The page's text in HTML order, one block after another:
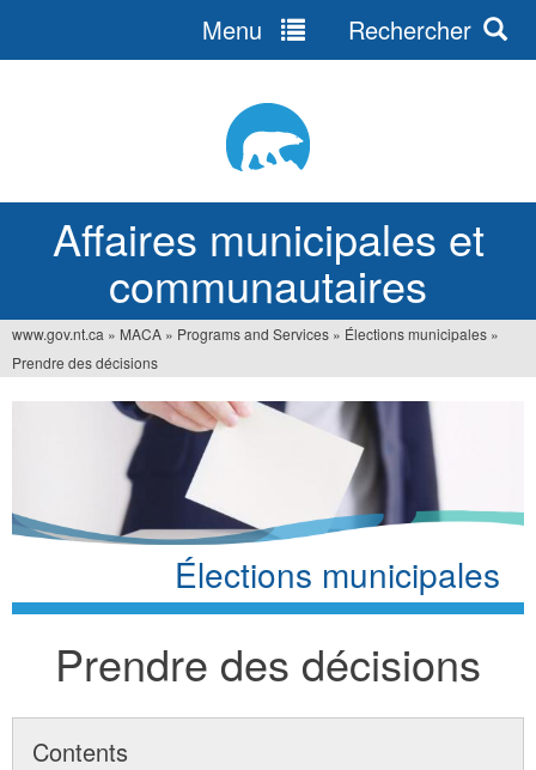
Affaires municipales et
communautaires
Menu Rechercher
Vous
êtes
www.gov.nt.ca » MACA » Programs and Services » Élections municipales »
Prendre des décisions
Élections municipales
Prendre des décisions
Contents